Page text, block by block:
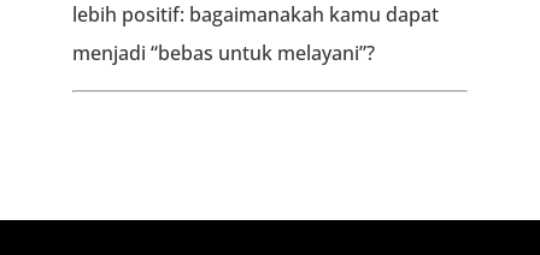
lebih positif: bagaimanakah kamu dapat
menjadi “bebas untuk melayani”?